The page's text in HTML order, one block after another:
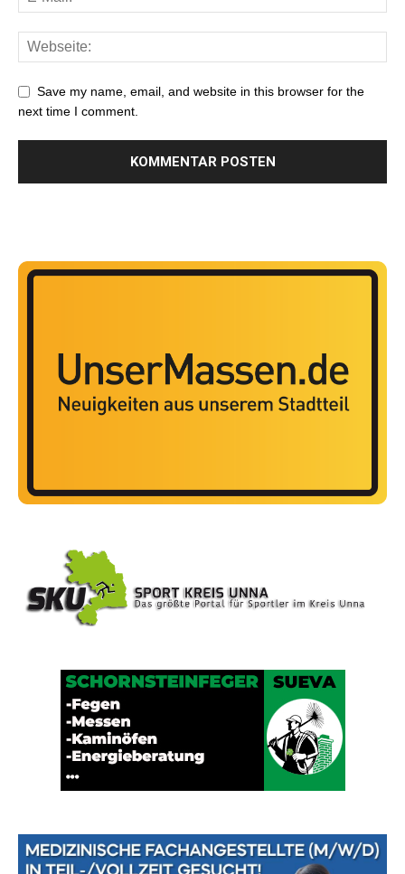
Save my name, email, and website in this browser for the
next time I comment.